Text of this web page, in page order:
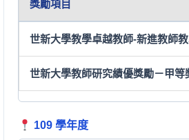
獎勵項目
世新大學教學卓越教師-新進教師
世新大學教師研究績優獎勵－甲等
109 學年度